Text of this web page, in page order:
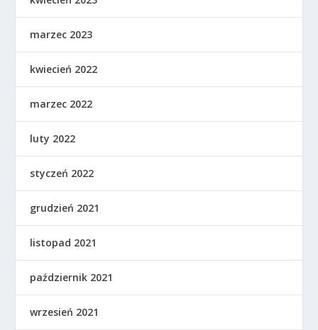
marzec 2023
kwiecień 2022
marzec 2022
luty 2022
styczeń 2022
grudzień 2021
listopad 2021
październik 2021
wrzesień 2021